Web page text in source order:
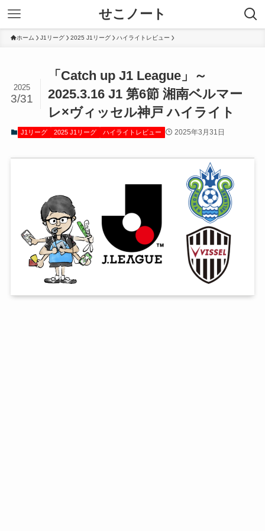
せこノート
ホーム J1リーグ 2025 J1リーグ ハイライトレビュー
「Catch up J1 League」～
2025.3.16 J1 第6節 湘南ベルマー
レ×ヴィッセル神戸 ハイライト
2025
3/31
J1リーグ 2025 J1リーグ ハイライトレビュー 2025年3月31日